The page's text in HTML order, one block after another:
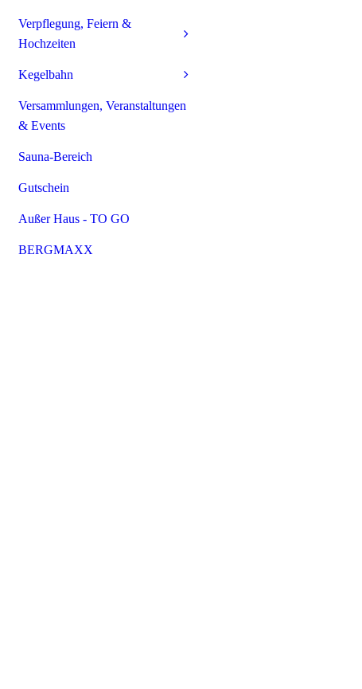
Verpflegung, Feiern &
Hochzeiten
Kegelbahn
Versammlungen, Veranstaltungen
& Events
Sauna-Bereich
Gutschein
Außer Haus - TO GO
BERGMAXX